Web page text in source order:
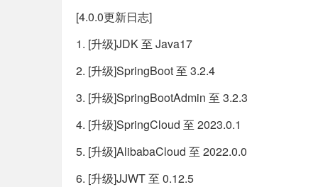
[4.0.0更新日志]
1. [升级]JDK 至 Java17
2. [升级]SpringBoot 至 3.2.4
3. [升级]SpringBootAdmin 至 3.2.3
4. [升级]SpringCloud 至 2023.0.1
5. [升级]AlibabaCloud 至 2022.0.0
6. [升级]JJWT 至 0.12.5